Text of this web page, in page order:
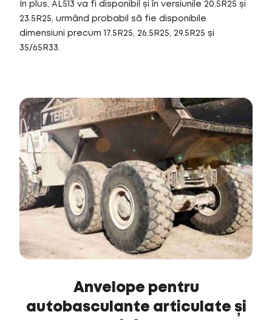
În plus, AL513 va fi disponibil și în versiunile 20.5R25 și
23.5R25, urmând probabil să fie disponibile
dimensiuni precum 17.5R25, 26.5R25, 29.5R25 și
35/65R33.
Anvelope pentru
autobasculante articulate și